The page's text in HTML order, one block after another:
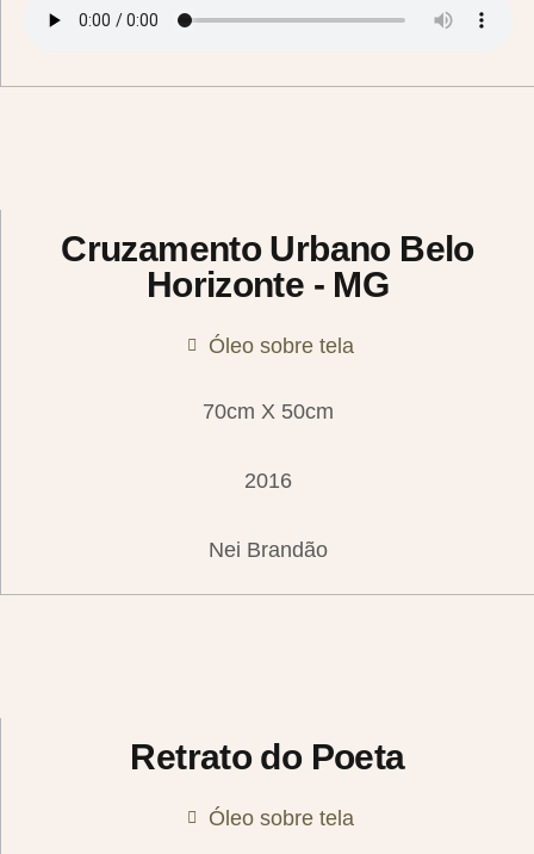
Cruzamento Urbano Belo
Horizonte - MG
Óleo sobre tela
70cm X 50cm
2016
Nei Brandão
Retrato do Poeta
Óleo sobre tela